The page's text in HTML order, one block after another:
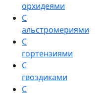
орхидеями
С
альстромериями
С
гортензиями
С
гвоздиками
С